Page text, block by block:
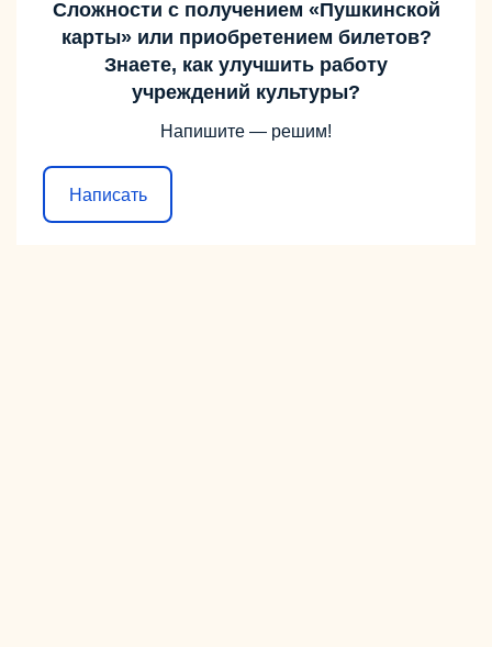
Сложности с получением «Пушкинской
карты» или приобретением билетов?
Знаете, как улучшить работу
учреждений культуры?
Напишите — решим!
Написать